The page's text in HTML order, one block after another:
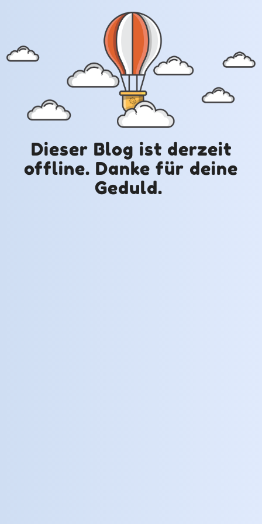
Dieser Blog ist derzeit
offline. Danke für deine
Geduld.